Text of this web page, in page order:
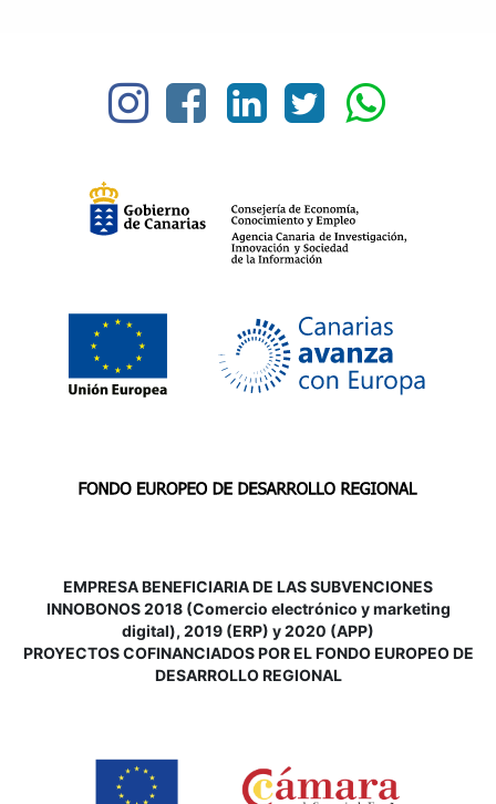
EMPRESA BENEFICIARIA DE LAS SUBVENCIONES
INNOBONOS 2018 (Comercio electrónico y marketing
digital), 2019 (ERP) y 2020 (APP)
PROYECTOS COFINANCIADOS POR EL FONDO EUROPEO DE
DESARROLLO REGIONAL